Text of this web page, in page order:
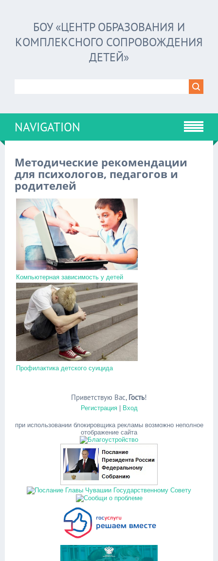
БОУ «ЦЕНТР ОБРАЗОВАНИЯ И
КОМПЛЕКСНОГО СОПРОВОЖДЕНИЯ
ДЕТЕЙ»
NAVIGATION
Методические рекомендации
для психологов, педагогов и
родителей
Компьютерная зависимость у детей
Профилактика детского суицида
Приветствую Вас, Гость!
Регистрация| Вход
при использовании блокировщика рекламы возможно неполное
отображение сайта